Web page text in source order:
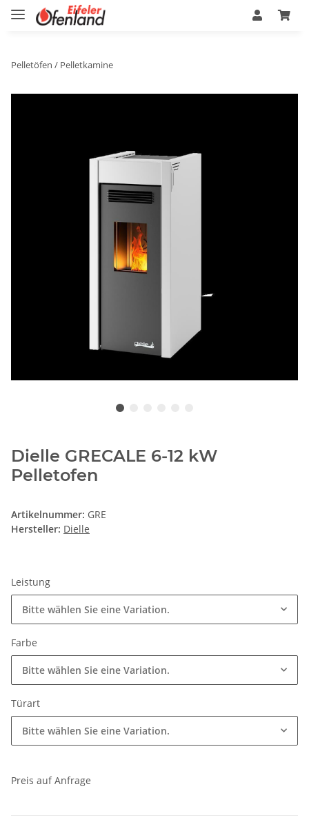
Pelletöfen / Pelletkamine
Dielle GRECALE 6-12 kW
Pelletofen
Artikelnummer: GRE
Hersteller: Dielle
Leistung
Bitte wählen Sie eine Variation.
Farbe
Bitte wählen Sie eine Variation.
Türart
Bitte wählen Sie eine Variation.
Preis auf Anfrage